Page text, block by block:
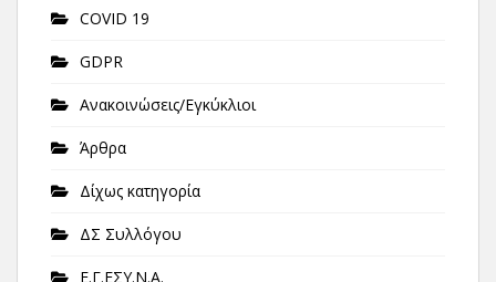
COVID 19
GDPR
Ανακοινώσεις/Εγκύκλιοι
Άρθρα
Δίχως κατηγορία
ΔΣ Συλλόγου
Ε.Γ.ΕΣΥ.Ν.Α.